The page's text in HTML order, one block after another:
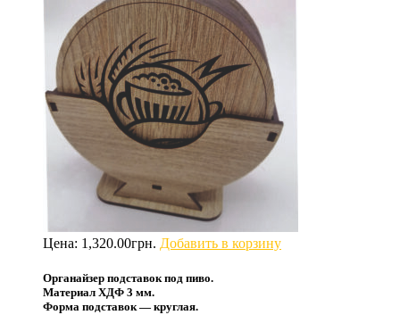
Цена: 1,320.00грн. Добавить в корзину
Органайзер подставок под пиво.
Материал ХДФ 3 мм.
Форма подставок — круглая.